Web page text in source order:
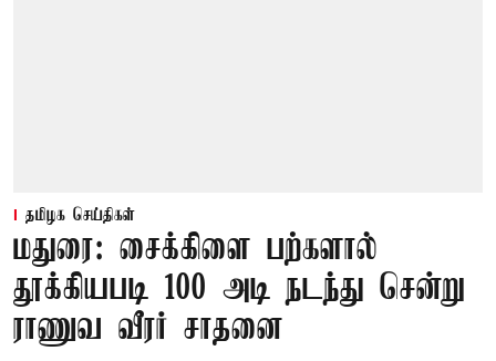
தமிழக செய்திகள்
மதுரை: சைக்கிளை பற்களால்
தூக்கியபடி 100 அடி நடந்து சென்று
ராணுவ வீரர் சாதனை